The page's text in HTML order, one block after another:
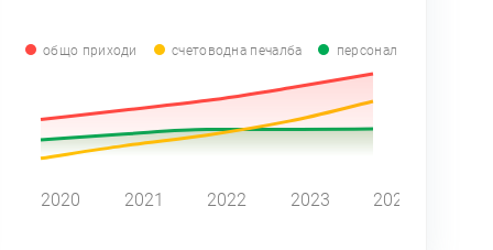
общо приходи счетоводна печалба персонал
2020 2021 2022 2023 2024